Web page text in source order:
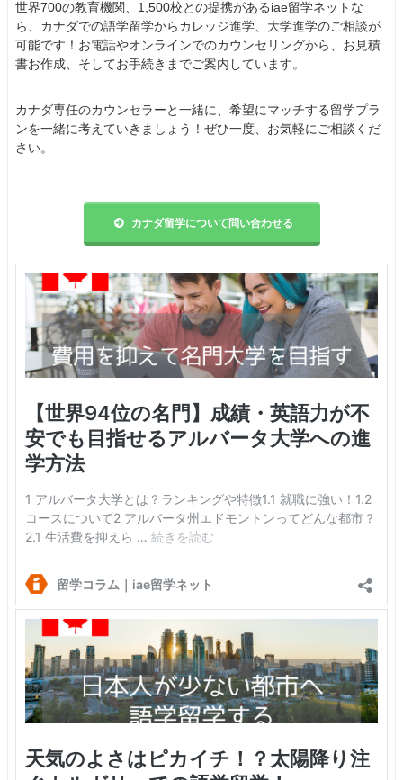
世界700の教育機関、1,500校との提携があるiae留学ネットな
ら、カナダでの語学留学からカレッジ進学、大学進学のご相談が
可能です！お電話やオンラインでのカウンセリングから、お見積
書お作成、そしてお手続きまでご案内しています。
カナダ専任のカウンセラーと一緒に、希望にマッチする留学プラ
ンを一緒に考えていきましょう！ぜひ一度、お気軽にご相談くだ
さい。
カナダ留学について問い合わせる